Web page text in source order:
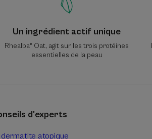
Un ingrédient actif unique
Rhealba® Oat, agit sur les trois protéines
essentielles de la peau
d'experts
dermatite atopique